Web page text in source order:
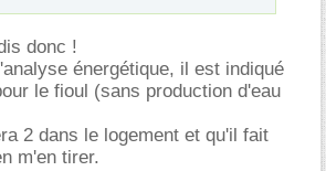
donc !
énergétique, il est indiqué
le fioul (sans production d'eau
2 dans le logement et qu'il fait
m'en tirer.